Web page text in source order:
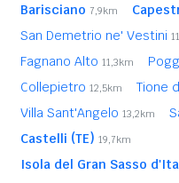
Barisciano 7,9km
San Demetrio ne' Vestini
Fagnano Alto 11,3km
Collepietro 12,5km Tione
Villa Sant'Angelo 13,2km
Castelli (TE) 19,7km
Isola del Gran Sasso